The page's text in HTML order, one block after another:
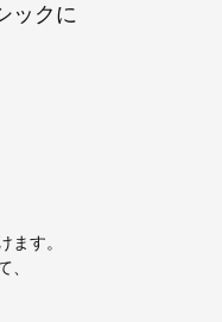
ックに
ます。
、